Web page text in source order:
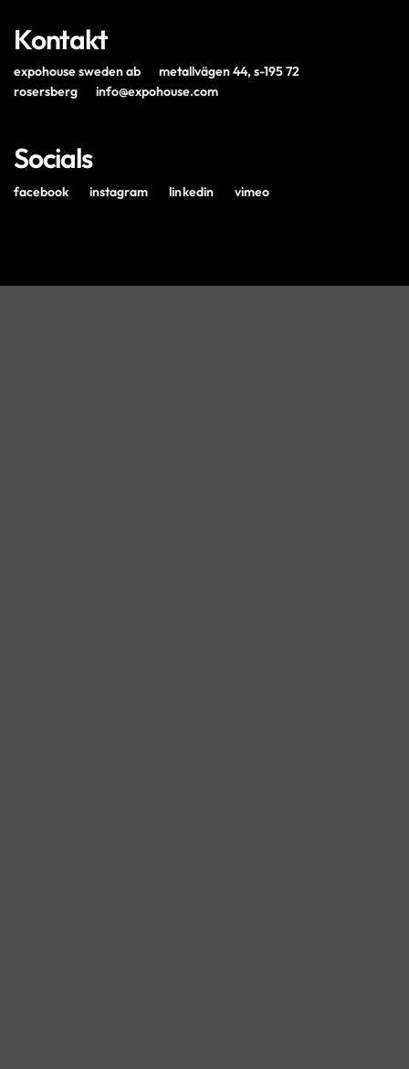
Kontakt
expohouse sweden ab
metallvägen 44, s-195 72
rosersberg
info@expohouse.com
Socials
facebook instagram linkedin vimeo